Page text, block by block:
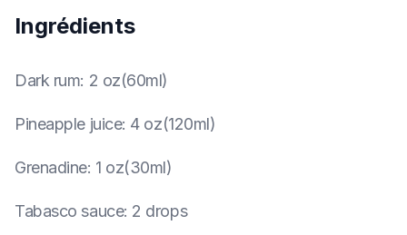
Ingrédients
Dark rum: 2 oz(60ml)
Pineapple juice: 4 oz(120ml)
Grenadine: 1 oz(30ml)
Tabasco sauce: 2 drops